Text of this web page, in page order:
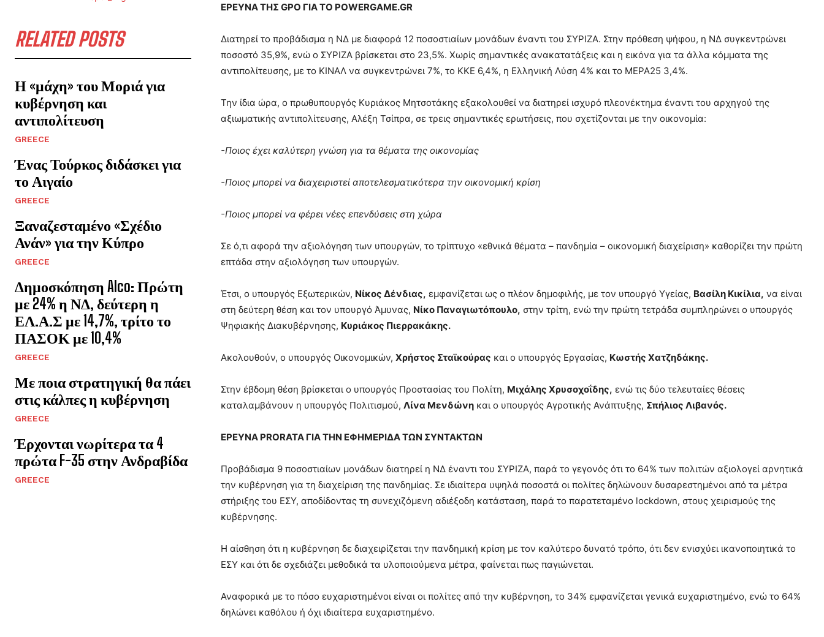
RELATED POSTS
Η «μάχη» του Μοριά για
κυβέρνηση και
αντιπολίτευση
GREECE
Ένας Τούρκος διδάσκει για
το Αιγαίο
GREECE
Ξαναζεσταμένο «Σχέδιο
Ανάν» για την Κύπρο
GREECE
Δημοσκόπηση Alco: Πρώτη
με 24% η ΝΔ, δεύτερη η
ΕΛ.Α.Σ με 14,7%, τρίτο το
ΠΑΣΟΚ με 10,4%
GREECE
Με ποια στρατηγική θα πάει
στις κάλπες η κυβέρνηση
GREECE
Έρχονται νωρίτερα τα 4
πρώτα F-35 στην Ανδραβίδα
GREECE
ΕΡΕΥΝΑ ΤΗΣ GPO ΓΙΑ ΤΟ POWERGAME.GR
Διατηρεί το προβάδισμα η ΝΔ με διαφορά 12 ποσοστιαίων μονάδων έναντι του ΣΥΡΙΖΑ. Στην πρόθεση ψήφου, η ΝΔ συγκεντρώνει
ποσοστό 35,9%, ενώ ο ΣΥΡΙΖΑ βρίσκεται στο 23,5%. Χωρίς σημαντικές ανακατατάξεις και η εικόνα για τα άλλα κόμματα της
αντιπολίτευσης, με το ΚΙΝΑΛ να συγκεντρώνει 7%, το ΚΚΕ 6,4%, η Ελληνική Λύση 4% και το ΜΕΡΑ25 3,4%.
Την ίδια ώρα, ο πρωθυπουργός Κυριάκος Μητσοτάκης εξακολουθεί να διατηρεί ισχυρό πλεονέκτημα έναντι του αρχηγού της
αξιωματικής αντιπολίτευσης, Αλέξη Τσίπρα, σε τρεις σημαντικές ερωτήσεις, που σχετίζονται με την οικονομία:
-Ποιος έχει καλύτερη γνώση για τα θέματα της οικονομίας
-Ποιος μπορεί να διαχειριστεί αποτελεσματικότερα την οικονομική κρίση
-Ποιος μπορεί να φέρει νέες επενδύσεις στη χώρα
Σε ό,τι αφορά την αξιολόγηση των υπουργών, το τρίπτυχο «εθνικά θέματα – πανδημία – οικονομική διαχείριση» καθορίζει την πρώτη
επτάδα στην αξιολόγηση των υπουργών.
Έτσι, ο υπουργός Εξωτερικών, Νίκος Δένδιας, εμφανίζεται ως ο πλέον δημοφιλής, με τον υπουργό Υγείας, Βασίλη Κικίλια, να είναι
στη δεύτερη θέση και τον υπουργό Άμυνας, Νίκο Παναγιωτόπουλο, στην τρίτη, ενώ την πρώτη τετράδα συμπληρώνει ο υπουργός
Ψηφιακής Διακυβέρνησης, Κυριάκος Πιερρακάκης.
Ακολουθούν, ο υπουργός Οικονομικών, Χρήστος Σταϊκούρας και ο υπουργός Εργασίας, Κωστής Χατζηδάκης.
Στην έβδομη θέση βρίσκεται ο υπουργός Προστασίας του Πολίτη, Μιχάλης Χρυσοχοΐδης, ενώ τις δύο τελευταίες θέσεις
καταλαμβάνουν η υπουργός Πολιτισμού, Λίνα Μενδώνη και ο υπουργός Αγροτικής Ανάπτυξης, Σπήλιος Λιβανός.
ΕΡΕΥΝΑ PRORATA ΓΙΑ ΤΗΝ ΕΦΗΜΕΡΙΔΑ ΤΩΝ ΣΥΝΤΑΚΤΩΝ
Προβάδισμα 9 ποσοστιαίων μονάδων διατηρεί η ΝΔ έναντι του ΣΥΡΙΖΑ, παρά το γεγονός ότι το 64% των πολιτών αξιολογεί αρνητικά
την κυβέρνηση για τη διαχείριση της πανδημίας. Σε ιδιαίτερα υψηλά ποσοστά οι πολίτες δηλώνουν δυσαρεστημένοι από τα μέτρα
στήριξης του ΕΣΥ, αποδίδοντας τη συνεχιζόμενη αδιέξοδη κατάσταση, παρά το παρατεταμένο lockdown, στους χειρισμούς της
κυβέρνησης.
Η αίσθηση ότι η κυβέρνηση δε διαχειρίζεται την πανδημική κρίση με τον καλύτερο δυνατό τρόπο, ότι δεν ενισχύει ικανοποιητικά το
ΕΣΥ και ότι δε σχεδιάζει μεθοδικά τα υλοποιούμενα μέτρα, φαίνεται πως παγιώνεται.
Αναφορικά με το πόσο ευχαριστημένοι είναι οι πολίτες από την κυβέρνηση, το 34% εμφανίζεται γενικά ευχαριστημένο, ενώ το 64%
δηλώνει καθόλου ή όχι ιδιαίτερα ευχαριστημένο.